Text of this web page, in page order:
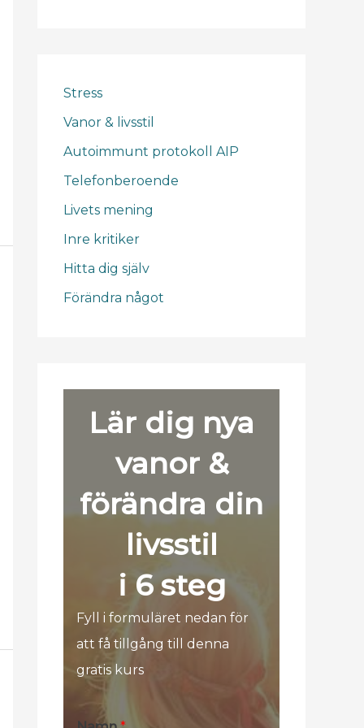
Stress
Vanor & livsstil
Autoimmunt protokoll AIP
Telefonberoende
Livets mening
Inre kritiker
Hitta dig själv
Förändra något
Lär dig nya
vanor &
förändra din
livsstil
i 6 steg
Fyll i formuläret nedan för
att få tillgång till denna
gratis kurs